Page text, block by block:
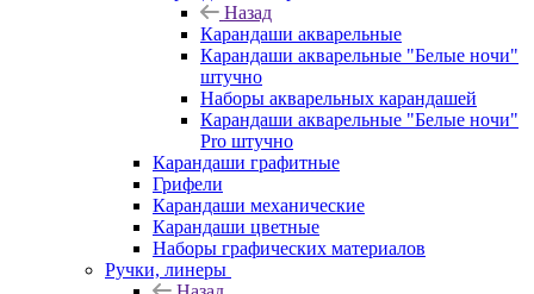
Назад
Карандаши акварельные
Карандаши акварельные "Белые ночи"
штучно
Наборы акварельных карандашей
Карандаши акварельные "Белые ночи"
Pro штучно
Карандаши графитные
Грифели
Карандаши механические
Карандаши цветные
Наборы графических материалов
Ручки, линеры